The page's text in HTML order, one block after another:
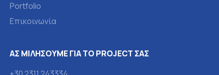
Portfolio
Επικοινωνία
ΑΣ ΜΙΛΉΣΟΥΜΕ ΓΙΑ ΤΟ PROJECT ΣΑΣ